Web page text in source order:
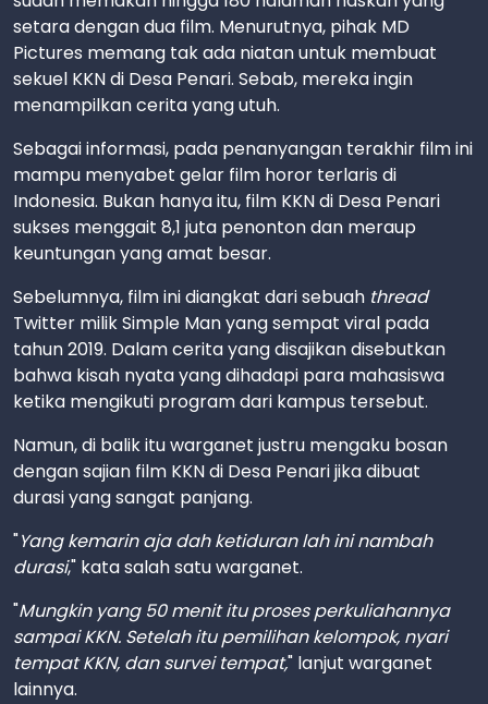
setara dengan dua film. Menurutnya, pihak MD
Pictures memang tak ada niatan untuk membuat
sekuel KKN di Desa Penari. Sebab, mereka ingin
menampilkan cerita yang utuh.
Sebagai informasi, pada penanyangan terakhir film ini
mampu menyabet gelar film horor terlaris di
Indonesia. Bukan hanya itu, film KKN di Desa Penari
sukses menggait 8,1 juta penonton dan meraup
keuntungan yang amat besar.
Sebelumnya, film ini diangkat dari sebuah thread
Twitter milik Simple Man yang sempat viral pada
tahun 2019. Dalam cerita yang disajikan disebutkan
bahwa kisah nyata yang dihadapi para mahasiswa
ketika mengikuti program dari kampus tersebut.
Namun, di balik itu warganet justru mengaku bosan
dengan sajian film KKN di Desa Penari jika dibuat
durasi yang sangat panjang.
"Yang kemarin aja dah ketiduran lah ini nambah
durasi," kata salah satu warganet.
"Mungkin yang 50 menit itu proses perkuliahannya
sampai KKN. Setelah itu pemilihan kelompok, nyari
tempat KKN, dan survei tempat," lanjut warganet
lainnya.